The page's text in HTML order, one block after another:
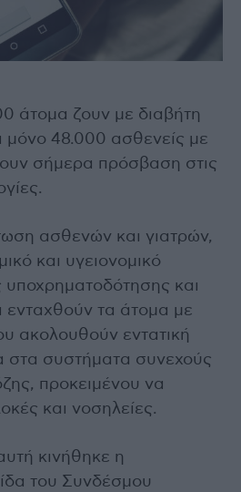
άτομα ζουν με διαβήτη
48.000 ασθενείς με
σήμερα πρόσβαση στις
ασθενών και γιατρών,
και υγειονομικό
υποχρηματοδότησης και
ενταχθούν τα άτομα με
ακολουθούν εντατική
στα συστήματα συνεχούς
προκειμένου να
και νοσηλείες.
κινήθηκε η
του Συνδέσμου